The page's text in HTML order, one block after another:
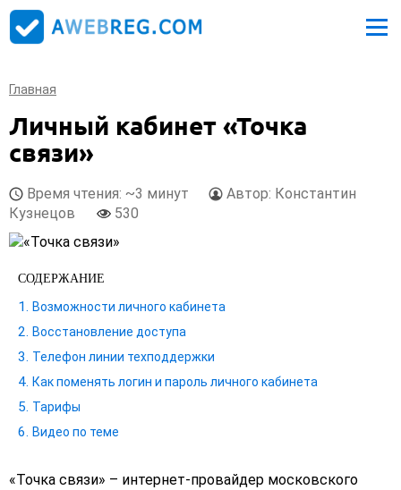
Главная
Личный кабинет «Точка
связи»
Время чтения: ~3 минут
Автор: Константин
Кузнецов
530
СОДЕРЖАНИЕ
Возможности личного кабинета
Восстановление доступа
Телефон линии техподдержки
Как поменять логин и пароль личного кабинета
Тарифы
Видео по теме
«Точка связи» – интернет-провайдер московского